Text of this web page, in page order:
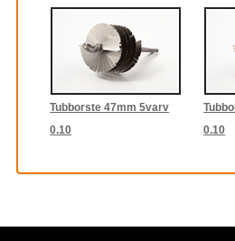
Tubborste 47mm 5varv
0.10
0.10